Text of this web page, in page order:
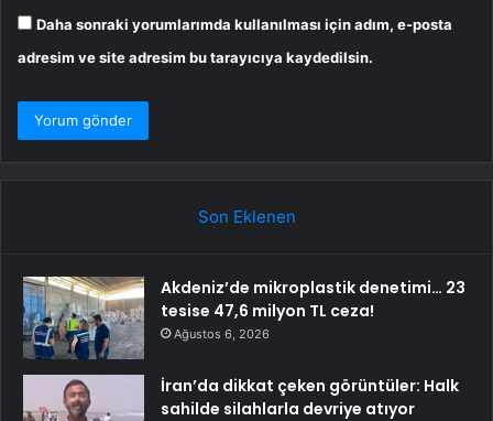
Daha sonraki yorumlarımda kullanılması için adım, e-posta
adresim ve site adresim bu tarayıcıya kaydedilsin.
Son Eklenen
Akdeniz’de mikroplastik denetimi… 23
tesise 47,6 milyon TL ceza!
Ağustos 6, 2026
İran’da dikkat çeken görüntüler: Halk
sahilde silahlarla devriye atıyor